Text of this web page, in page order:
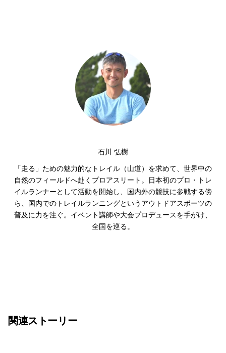
石川 弘樹
「走る」ための魅力的なトレイル（山道）を求めて、世界中の
自然のフィールドへ赴くプロアスリート。日本初のプロ・トレ
イルランナーとして活動を開始し、国内外の競技に参戦する傍
ら、国内でのトレイルランニングというアウトドアスポーツの
普及に力を注ぐ。イベント講師や大会プロデュースを手がけ、
全国を巡る。
関連ストーリー